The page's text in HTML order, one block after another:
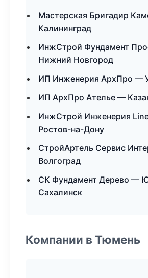
Мастерская Бригадир
Калининград
ИнжСтрой Фундамент
Нижний Новгород
ИП Инженерия АрхПро —
ИП АрхПро Ателье —
ИнжСтрой Инженерия
Ростов-на-Дону
СтройАртель Сервис
Волгоград
СК Фундамент Дерево —
Сахалинск
Компании в Тюмень